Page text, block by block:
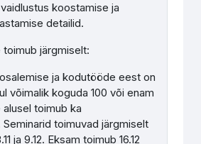
koostamise ja
detailid.
toimub järgmiselt:
ja kodutööde eest on
võimalik koguda 100 või enam
toimub ka
Seminarid toimuvad järgmiselt
ja 9.12. Eksam toimub 16.12